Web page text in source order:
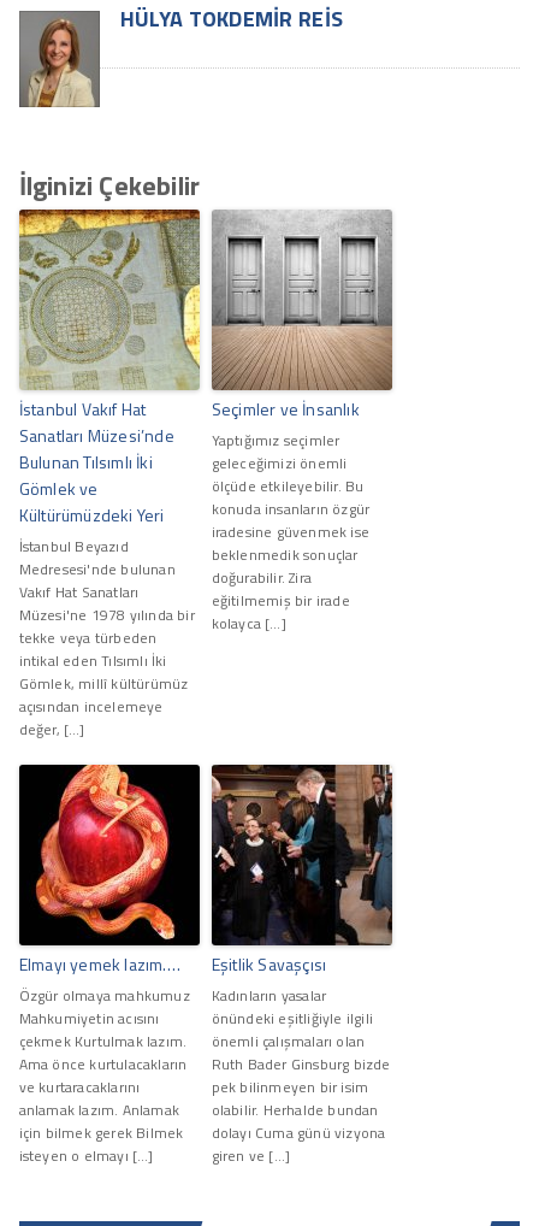
HÜLYA TOKDEMIR REIS
İlginizi Çekebilir
İstanbul Vakıf Hat
Sanatları Müzesi’nde
Bulunan Tılsımlı İki
Gömlek ve
Kültürümüzdeki Yeri
İstanbul Beyazıd
Medresesi'nde bulunan
Vakıf Hat Sanatları
Müzesi'ne 1978 yılında bir
tekke veya türbeden
intikal eden Tılsımlı İki
Gömlek, millî kültürümüz
açısından incelemeye
değer, […]
Seçimler ve İnsanlık
Yaptığımız seçimler
geleceğimizi önemli
ölçüde etkileyebilir. Bu
konuda insanların özgür
iradesine güvenmek ise
beklenmedik sonuçlar
doğurabilir. Zira
eğitilmemiş bir irade
kolayca […]
Elmayı yemek lazım….
Özgür olmaya mahkumuz
Mahkumiyetin acısını
çekmek Kurtulmak lazım.
Ama önce kurtulacakların
ve kurtaracaklarını
anlamak lazım. Anlamak
için bilmek gerek Bilmek
isteyen o elmayı […]
Eşitlik Savaşçısı
Kadınların yasalar
önündeki eşitliğiyle ilgili
önemli çalışmaları olan
Ruth Bader Ginsburg bizde
pek bilinmeyen bir isim
olabilir. Herhalde bundan
dolayı Cuma günü vizyona
giren ve […]